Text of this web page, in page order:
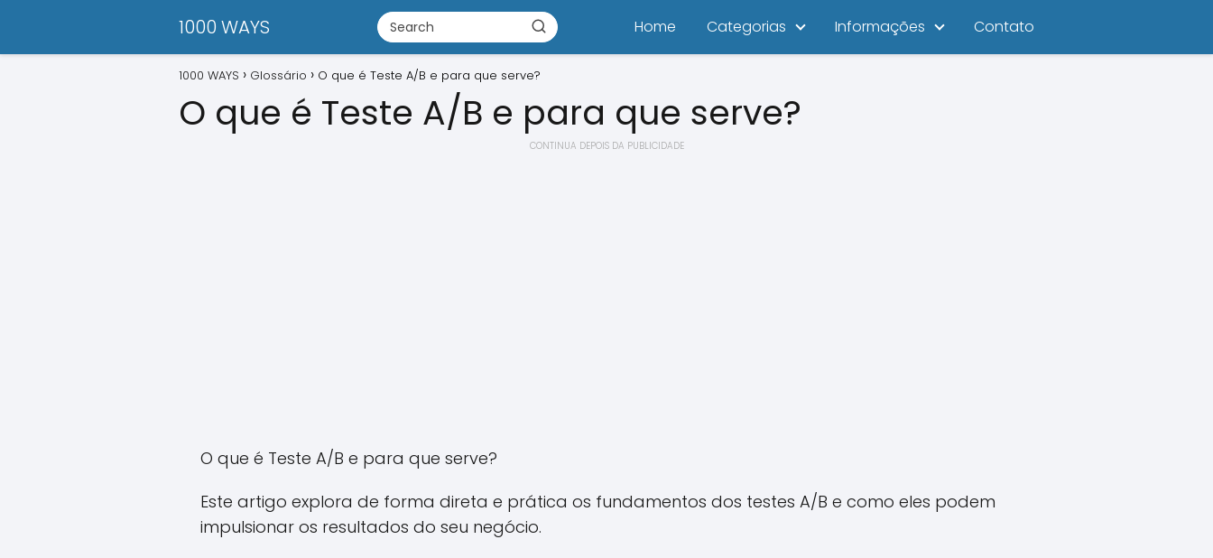
1000 WAYS Home Categorias Informações Contato
1000 WAYS Glossário O que é Teste A/B e para que serve?
O que é Teste A/B e para que serve?
CONTINUA DEPOIS DA PUBLICIDADE
O que é Teste A/B e para que serve?
Este artigo explora de forma direta e prática os fundamentos dos testes A/B e como eles podem
impulsionar os resultados do seu negócio.